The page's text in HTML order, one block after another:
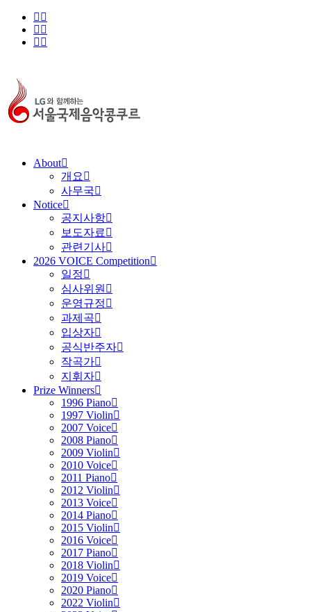
About
개요
사무국
Notice
공지사항
보도자료
관련기사
2026 VOICE Competition
일정
심사위원
운영규정
과제곡
입상자
공식반주자
작곡가
지휘자
Prize Winners
1996 Piano
1997 Violin
2007 Voice
2008 Piano
2009 Violin
2010 Voice
2011 Piano
2012 Violin
2013 Voice
2014 Piano
2015 Violin
2016 Voice
2017 Piano
2018 Violin
2019 Voice
2020 Piano
2022 Violin